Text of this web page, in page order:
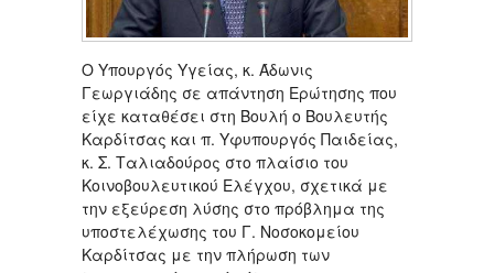
Ο Υπουργός Υγείας, κ. Άδωνις
Γεωργιάδης σε απάντηση Ερώτησης που
είχε καταθέσει στη Βουλή ο Βουλευτής
Καρδίτσας και π. Υφυπουργός Παιδείας,
κ. Σ. Ταλιαδούρος στο πλαίσιο του
Κοινοβουλευτικού Ελέγχου, σχετικά με
την εξεύρεση λύσης στο πρόβλημα της
υποστελέχωσης του Γ. Νοσοκομείου
Καρδίτσας με την πλήρωση των